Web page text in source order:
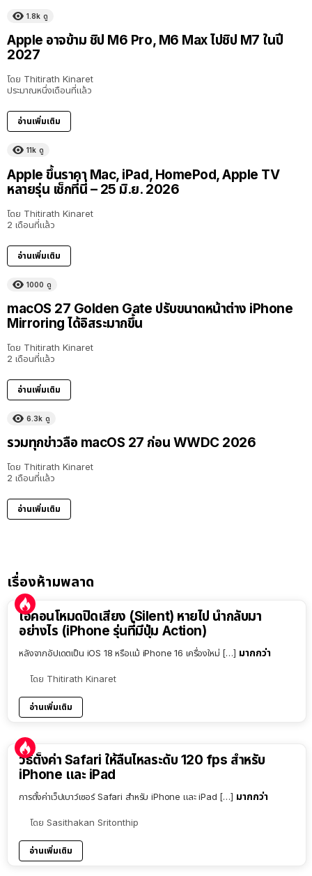
1.8k ดู
Apple อาจข้าม ชิป M6 Pro, M6 Max ไปชิป M7 ในปี
2027
โดย Thitirath Kinaret
ประมาณหนึ่งเดือนที่แล้ว
อ่านเพิ่มเติม
11k ดู
Apple ขึ้นราคา Mac, iPad, HomePod, Apple TV
หลายรุ่น เช็กที่นี่ – 25 มิ.ย. 2026
โดย Thitirath Kinaret
2 เดือนที่แล้ว
อ่านเพิ่มเติม
1000 ดู
macOS 27 Golden Gate ปรับขนาดหน้าต่าง iPhone
Mirroring ได้อิสระมากขึ้น
โดย Thitirath Kinaret
2 เดือนที่แล้ว
อ่านเพิ่มเติม
6.3k ดู
รวมทุกข่าวลือ macOS 27 ก่อน WWDC 2026
โดย Thitirath Kinaret
2 เดือนที่แล้ว
อ่านเพิ่มเติม
เรื่องห้ามพลาด
ไอคอนโหมดปิดเสียง (Silent) หายไป นำกลับมา
อย่างไร (iPhone รุ่นที่มีปุ่ม Action)
หลังจากอัปเดตเป็น iOS 18 หรือแม้ iPhone 16 เครื่องใหม่ […] มากกว่า
โดย Thitirath Kinaret
อ่านเพิ่มเติม
วิธีตั้งค่า Safari ให้ลื่นไหลระดับ 120 fps สำหรับ
iPhone และ iPad
การตั้งค่าเว็ปเบาว์เซอร์ Safari สำหรับ iPhone และ iPad […] มากกว่า
โดย Sasithakan Sritonthip
อ่านเพิ่มเติม